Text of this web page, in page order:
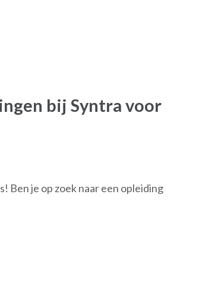
bij Syntra voor
Ben je op zoek naar een opleiding